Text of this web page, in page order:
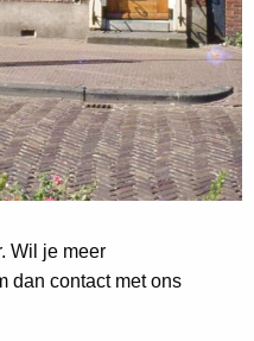
Wil je meer
dan contact met ons